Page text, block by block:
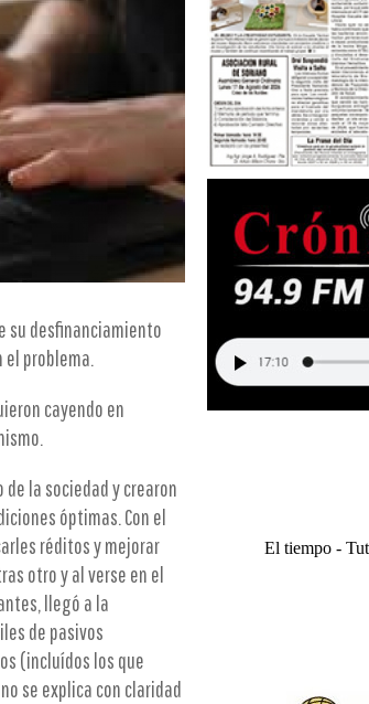
su desfinanciamiento
el problema.
cayendo en
la sociedad y crearon
óptimas. Con el
réditos y mejorar
otro y al verse en el
llegó a la
de pasivos
(incluídos los que
se explica con claridad
El tiempo -